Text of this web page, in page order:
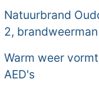
Natuurbrand
2,
Warm weer
AED's